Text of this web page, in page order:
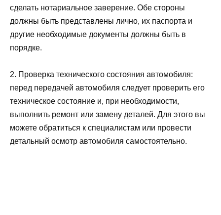
сделать нотариальное заверение. Обе стороны
должны быть представлены лично, их паспорта и
другие необходимые документы должны быть в
порядке.
2. Проверка технического состояния автомобиля:
перед передачей автомобиля следует проверить его
техническое состояние и, при необходимости,
выполнить ремонт или замену деталей. Для этого вы
можете обратиться к специалистам или провести
детальный осмотр автомобиля самостоятельно.